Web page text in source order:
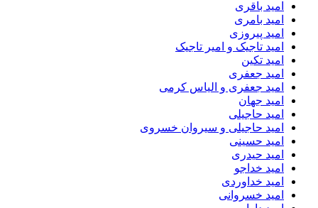
امید باقری
امید بامری
امید پیروزی
امید تاجیک و امیر تاجیک
امید تکین
امید جعفری
امید جعفری و الیاس کرمی
امید جهان
امید حاجیلی
امید حاجیلی و سیروان خسروی
امید حسینی
امید حیدری
امید خداجو
امید خداوردی
امید خسروانی